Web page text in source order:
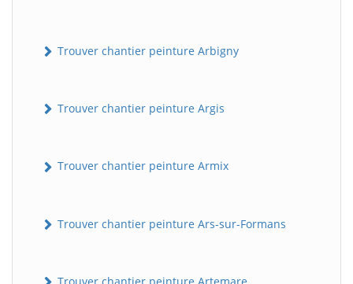
Trouver chantier peinture Arbigny
Trouver chantier peinture Argis
Trouver chantier peinture Armix
Trouver chantier peinture Ars-sur-Formans